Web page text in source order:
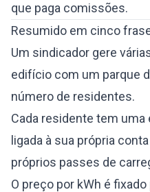
que paga comissões.
Resumido em cinco
Um sindicador gere
edifício com um parque
número de residentes.
Cada residente tem
ligada à sua própria
próprios passes de
O preço por kWh é